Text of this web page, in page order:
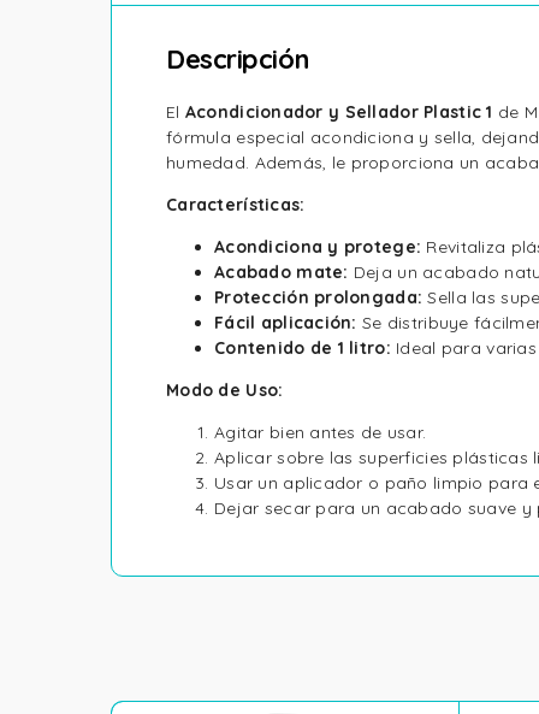
Descripción
El Acondicionador y Sellador Plastic 1 de
fórmula especial acondiciona y sella,
humedad. Además, le proporciona un
Características:
Acondiciona y protege: Revitaliza
Acabado mate: Deja un acabado
Protección prolongada: Sella las
Fácil aplicación: Se distribuye
Contenido de 1 litro: Ideal para
Modo de Uso:
Agitar bien antes de usar.
Aplicar sobre las superficies plásticas
Usar un aplicador o paño limpio para
Dejar secar para un acabado suave y